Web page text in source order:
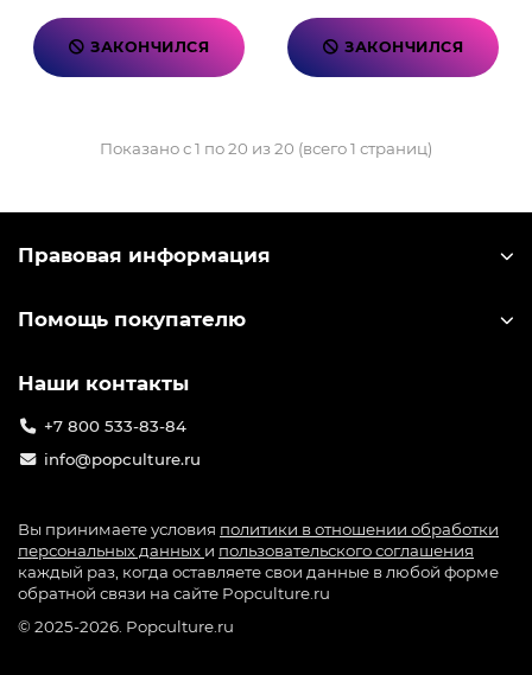
ЗАКОНЧИЛСЯ ЗАКОНЧИЛСЯ
Показано с 1 по 20 из 20 (всего 1 страниц)
Правовая информация
Помощь покупателю
Наши контакты
+7 800 533-83-84
info@popculture.ru
Вы принимаете условия политики в отношении обработки
персональных данных и пользовательского соглашения
каждый раз, когда оставляете свои данные в любой форме
обратной связи на сайте Popculture.ru
© 2025-2026. Popculture.ru